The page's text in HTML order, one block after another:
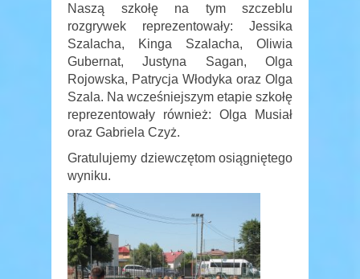
Naszą szkołę na tym szczeblu
rozgrywek reprezentowały: Jessika
Szalacha, Kinga Szalacha, Oliwia
Gubernat, Justyna Sagan, Olga
Rojowska, Patrycja Włodyka oraz Olga
Szala. Na wcześniejszym etapie szkołę
reprezentowały również: Olga Musiał
oraz Gabriela Czyż.
Gratulujemy dziewczętom osiągniętego
wyniku.